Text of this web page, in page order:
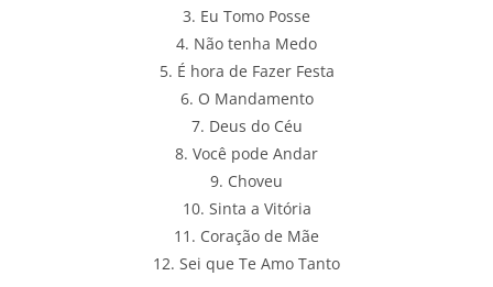
3. Eu Tomo Posse
4. Não tenha Medo
5. É hora de Fazer Festa
6. O Mandamento
7. Deus do Céu
8. Você pode Andar
9. Choveu
10. Sinta a Vitória
11. Coração de Mãe
12. Sei que Te Amo Tanto